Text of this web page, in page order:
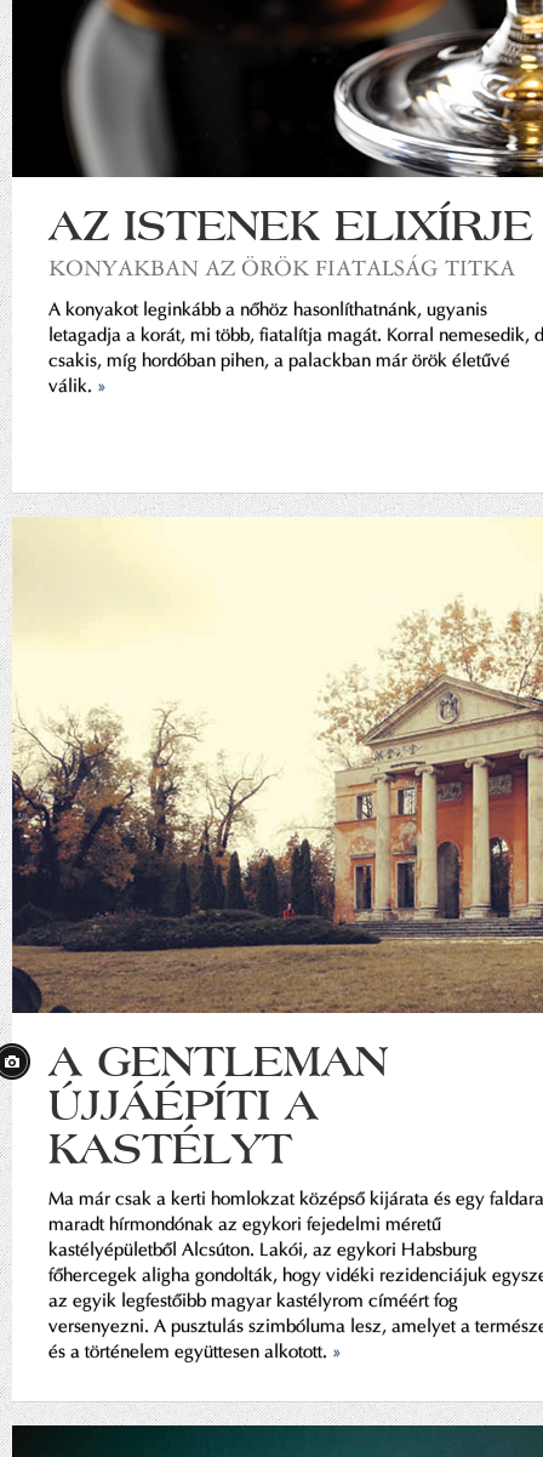
AZ ISTENEK ELIXÍRJE
KONYAKBAN AZ ÖRÖK FIATALSÁG TITKA
A konyakot leginkább a nőhöz hasonlíthatnánk, ugyanis
letagadja a korát, mi több, fiatalítja magát. Korral nemesedik,
csakis, míg hordóban pihen, a palackban már örök életűvé
válik. »
A GENTLEMAN
ÚJJÁÉPÍTI A
KASTÉLYT
Ma már csak a kerti homlokzat középső kijárata és egy
maradt hírmondónak az egykori fejedelmi méretű
kastélyépületből Alcsúton. Lakói, az egykori Habsburg
főhercegek aligha gondolták, hogy vidéki rezidenciájuk
az egyik legfestőibb magyar kastélyrom címéért fog
versenyezni. A pusztulás szimbóluma lesz, amelyet a
és a történelem együttesen alkotott. »